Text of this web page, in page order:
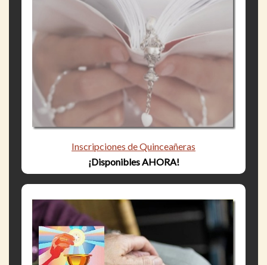
Inscripciones de Quinceañeras
¡Disponibles AHORA!